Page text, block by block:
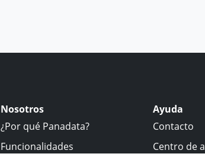
Nosotros
¿Por qué Panadata?
Funcionalidades
Ayuda
Contacto
Centro de